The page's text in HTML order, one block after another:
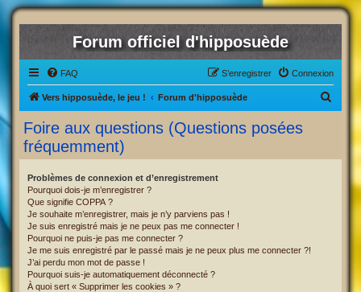
Forum officiel d'hipposuède
FAQ Connexion
S’enregistrer
Vers hipposuède, le jeu ! Forum d'hipposuède
Foire aux questions (Questions posées
fréquemment)
Problèmes de connexion et d’enregistrement
Pourquoi dois-je m’enregistrer ?
Que signifie COPPA ?
Je souhaite m’enregistrer, mais je n’y parviens pas !
Je suis enregistré mais je ne peux pas me connecter !
Pourquoi ne puis-je pas me connecter ?
Je me suis enregistré par le passé mais je ne peux plus me connecter ?!
J’ai perdu mon mot de passe !
Pourquoi suis-je automatiquement déconnecté ?
À quoi sert « Supprimer les cookies » ?